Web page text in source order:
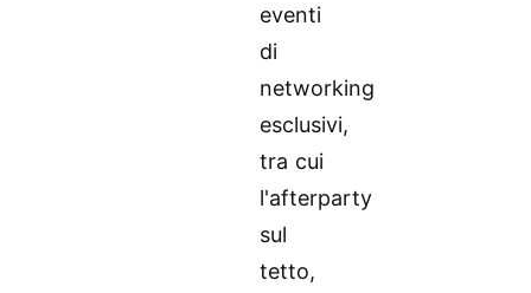
eventi
di
networking
esclusivi,
tra cui
l'afterparty
sul
tetto,